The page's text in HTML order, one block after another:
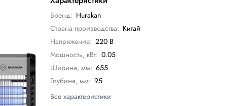
Бренд: Hurakan
Страна производства: Китай
Напряжение: 220 В
Мощность, кВт: 0.05
Ширина, мм: 655
Глубина, мм: 95
Все характеристики